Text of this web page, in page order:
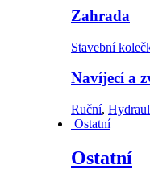
Zahrada
Stavební
Navíjecí a
Ruční,
Ostatní
Ostatní